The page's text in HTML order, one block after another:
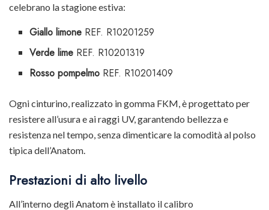
celebrano la stagione estiva:
Giallo limone REF. R10201259
Verde lime REF. R10201319
Rosso pompelmo REF. R10201409
Ogni cinturino, realizzato in gomma FKM, è progettato per
resistere all’usura e ai raggi UV, garantendo bellezza e
resistenza nel tempo, senza dimenticare la comodità al polso
tipica dell’Anatom.
Prestazioni di alto livello
All’interno degli Anatom è installato il calibro